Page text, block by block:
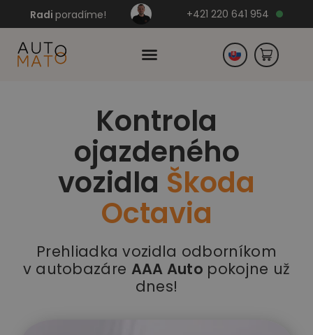
Radi poradíme! +421 220 641 954
Kontrola
ojazdeného
vozidla Škoda
Octavia
Prehliadka vozidla odborníkom
v autobazáre AAA Auto pokojne už
dnes!